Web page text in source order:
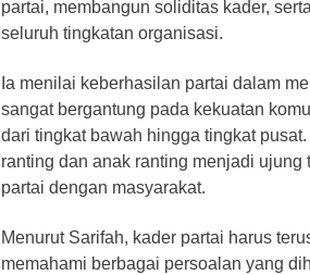
partai, membangun soliditas kader,
seluruh tingkatan organisasi.
Ia menilai keberhasilan partai dalam
sangat bergantung pada kekuatan
dari tingkat bawah hingga tingkat
ranting dan anak ranting menjadi
partai dengan masyarakat.
Menurut Sarifah, kader partai harus
memahami berbagai persoalan yang